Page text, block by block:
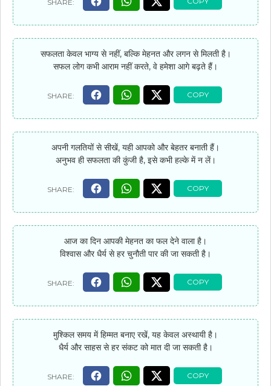
सफलता केवल भाग्य से नहीं, बल्कि मेहनत और लगन से मिलती है।
सफल लोग कभी आराम नहीं करते, वे हमेशा आगे बढ़ते हैं।
अपनी गलतियों से सीखें, यही आपको और बेहतर बनाती हैं।
अनुभव ही सफलता की कुंजी है, इसे कभी हल्के में न लें।
आज का दिन आपकी मेहनत का फल देने वाला है।
विश्वास और धैर्य से हर चुनौती पार की जा सकती है।
मुश्किल समय में हिम्मत बनाए रखें, यह केवल अस्थायी है।
धैर्य और साहस से हर संकट को मात दी जा सकती है।